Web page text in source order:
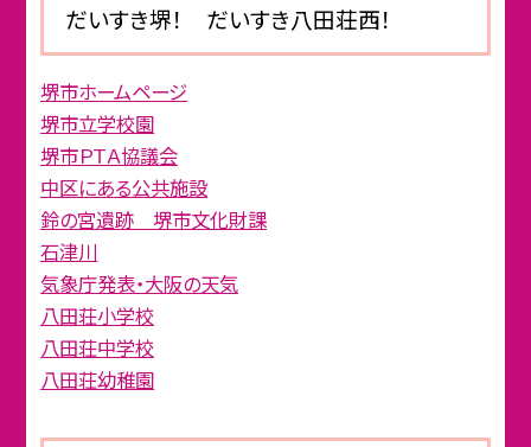
だいすき堺！ だいすき八田荘西！
堺市ホームページ
堺市立学校園
堺市ＰＴＡ協議会
中区にある公共施設
鈴の宮遺跡 堺市文化財課
石津川
気象庁発表・大阪の天気
八田荘小学校
八田荘中学校
八田荘幼稚園